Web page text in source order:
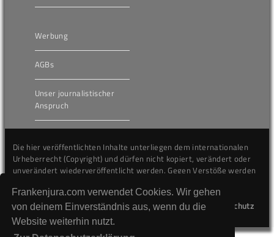
Frankenjura.com verwendet Cookies. Wir gehen
von deinem Einverständnis aus, wenn du die
Website weiterhin nutzt.
Werbung
AGBs
Unser journalistischer
Anspruch
Die hier veröffentlichten Inhalte unterliegen dem internationalen
Urheberrecht (Copyright) und dürfen nicht kopiert, verändert oder
unverändert wiederveröffentlicht werden. Gegen Verstöße werden
Kontakt
Impressum Datenschutz